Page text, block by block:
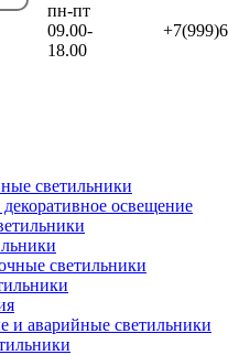
пн-пт
09.00-
18.00
светильники
освещение
светильники
и аварийные светильники